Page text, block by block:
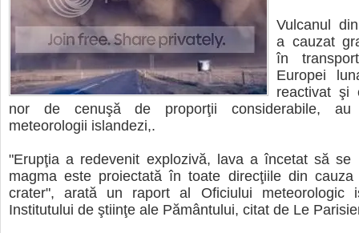
Vulcanul
a cauzat
în
Europei
reactivat şi
nor de cenuşă de proporţii considerabile, au
meteorologii islandezi,.
"Erupţia a redevenit explozivă, lava a încetat să se
magma este proiectată în toate direcţiile din cauza
crater", arată un raport al Oficiului meteorologic
Institutului de ştiinţe ale Pământului, citat de Le